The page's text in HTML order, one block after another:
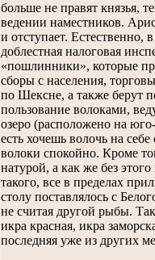
больше не правят князья,
ведении наместников.
и отступает. Естественно,
доблестная налоговая
«пошлинники», которые
сборы с населения,
по Шексне, а также берут
пользование волоками,
озеро (расположено на
есть хочешь волочь на
волоки спокойно. Кроме
натурой, а как же без
такого, все в пределах
столу поставлялось с
не считая другой рыбы.
икра красная, икра
последняя уже из других